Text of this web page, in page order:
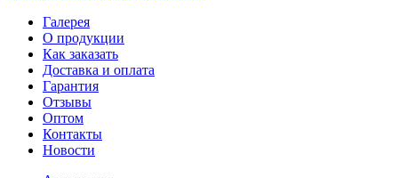
Галерея
О продукции
Как заказать
Доставка и оплата
Гарантия
Отзывы
Оптом
Контакты
Новости